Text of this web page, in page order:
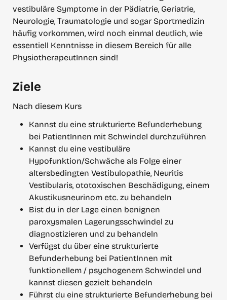
vestibuläre Symptome in der Pädiatrie, Geriatrie,
Neurologie, Traumatologie und sogar Sportmedizin
häufig vorkommen, wird noch einmal deutlich, wie
essentiell Kenntnisse in diesem Bereich für alle
PhysiotherapeutInnen sind!
Ziele
Nach diesem Kurs
Kannst du eine strukturierte Befunderhebung
bei PatientInnen mit Schwindel durchzuführen
Kannst du eine vestibuläre
Hypofunktion/Schwäche als Folge einer
altersbedingten Vestibulopathie, Neuritis
Vestibularis, ototoxischen Beschädigung, einem
Akustikusneurinom etc. zu behandeln
Bist du in der Lage einen benignen
paroxysmalen Lagerungsschwindel zu
diagnostizieren und zu behandeln
Verfügst du über eine strukturierte
Befunderhebung bei PatientInnen mit
funktionellem / psychogenem Schwindel und
kannst diesen gezielt behandeln
Führst du eine strukturierte Befunderhebung bei